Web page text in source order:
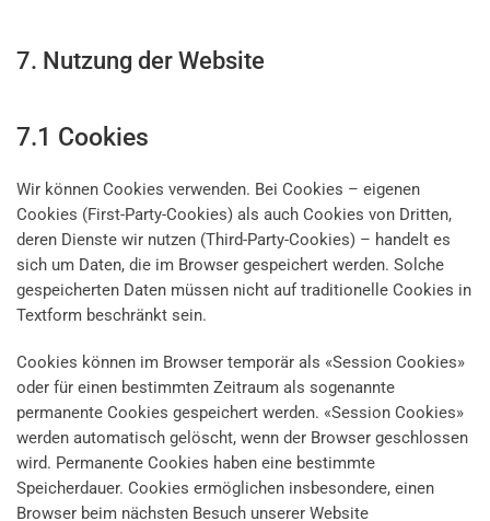
7. Nutzung der Website
7.1 Cookies
Wir können Cookies verwenden. Bei Cookies – eigenen
Cookies (First-Party-Cookies) als auch Cookies von Dritten,
deren Dienste wir nutzen (Third-Party-Cookies) – handelt es
sich um Daten, die im Browser gespeichert werden. Solche
gespeicherten Daten müssen nicht auf traditionelle Cookies in
Textform beschränkt sein.
Cookies können im Browser temporär als «Session Cookies»
oder für einen bestimmten Zeitraum als sogenannte
permanente Cookies gespeichert werden. «Session Cookies»
werden automatisch gelöscht, wenn der Browser geschlossen
wird. Permanente Cookies haben eine bestimmte
Speicherdauer. Cookies ermöglichen insbesondere, einen
Browser beim nächsten Besuch unserer Website